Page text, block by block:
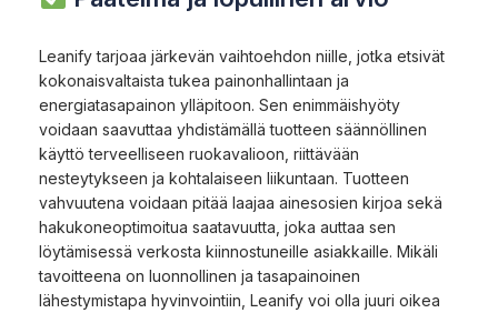
Leanify tarjoaa järkevän vaihtoehdon niille, jotka etsivät
kokonaisvaltaista tukea painonhallintaan ja
energiatasapainon ylläpitoon. Sen enimmäishyöty
voidaan saavuttaa yhdistämällä tuotteen säännöllinen
käyttö terveelliseen ruokavalioon, riittävään
nesteytykseen ja kohtalaiseen liikuntaan. Tuotteen
vahvuutena voidaan pitää laajaa ainesosien kirjoa sekä
hakukoneoptimoitua saatavuutta, joka auttaa sen
löytämisessä verkosta kiinnostuneille asiakkaille. Mikäli
tavoitteena on luonnollinen ja tasapainoinen
lähestymistapa hyvinvointiin, Leanify voi olla juuri oikea